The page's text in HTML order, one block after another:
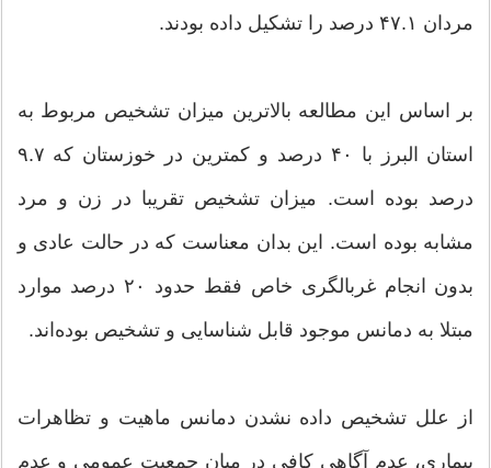
مردان ۴۷.۱ درصد را تشکیل داده بودند.
بر اساس این مطالعه بالاترین میزان تشخیص مربوط به
استان البرز با ۴۰ درصد و کمترین در خوزستان که ۹.۷
درصد بوده است. میزان تشخیص تقریبا در زن و مرد
مشابه بوده است. این بدان معناست که در حالت عادی و
بدون انجام غربالگری خاص فقط حدود ۲۰ درصد موارد
مبتلا به دمانس موجود قابل شناسایی و تشخیص بوده‌اند.
از علل تشخیص داده نشدن دمانس ماهیت و تظاهرات
بیماری، عدم آگاهی کافی در میان جمعیت عمومی و عدم